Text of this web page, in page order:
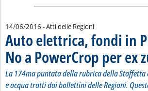
14/06/2016 - Atti delle Regioni
Auto elettrica, fondi in
No a PowerCrop per ex
La 174ma puntata della rubrica della
e acqua tratti dai bollettini delle Regioni.